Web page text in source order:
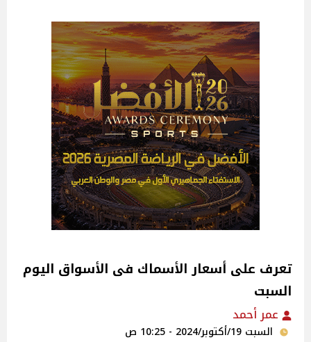
تعرف على أسعار الأسماك فى الأسواق اليوم
السبت
عمر أحمد
السبت 19/أكتوبر/2024 - 10:25 ص